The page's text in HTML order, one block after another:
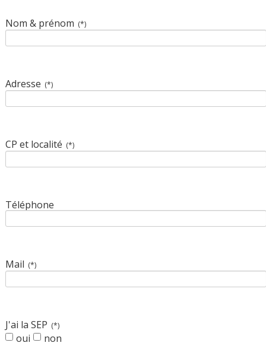
Nom & prénom (*)
Adresse (*)
CP et localité (*)
Téléphone
Mail (*)
J'ai la SEP (*)
oui
non